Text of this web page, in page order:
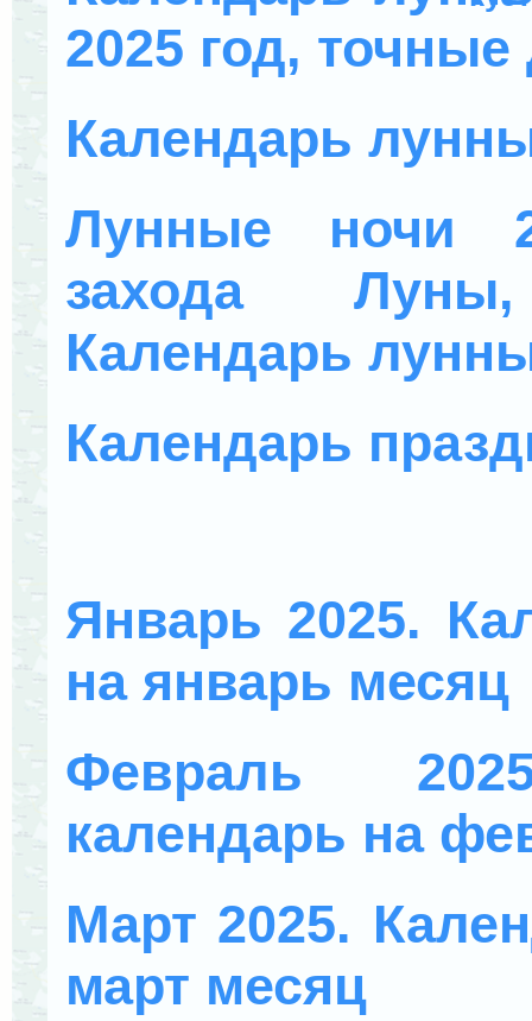
2025 год,
Календарь
Лунные ночи
захода
Календарь
Календарь
Январь 2025.
на январь месяц
Февраль
календарь на
Март 2025.
март месяц